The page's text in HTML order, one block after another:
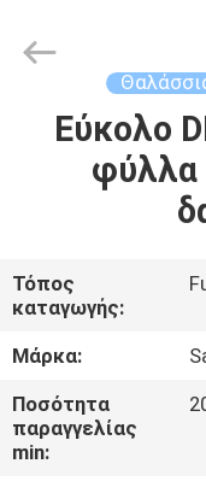
ΣΠΊΤΙ
ΒΊΝΤΕΟ
ΠΕΡΊΠΟΥ
ΕΜΕΊΣ
Co.,Ltd.
DevelopedΕύκολο
φύλλα
Τόπος
καταγωγής:
Μάρκα:
Ποσότητα
παραγγελίας
min: